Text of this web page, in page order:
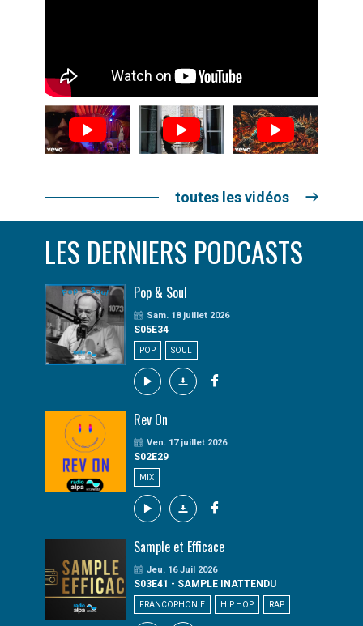
toutes les vidéos
LES DERNIERS PODCASTS
Pop & Soul
Sam. 18 juillet 2026
S05E34
POP SOUL
Rev On
Ven. 17 juillet 2026
S02E29
MIX
Sample et Efficace
Jeu. 16 Juil 2026
S03E41 - SAMPLE INATTENDU
FRANCOPHONIE HIP HOP RAP